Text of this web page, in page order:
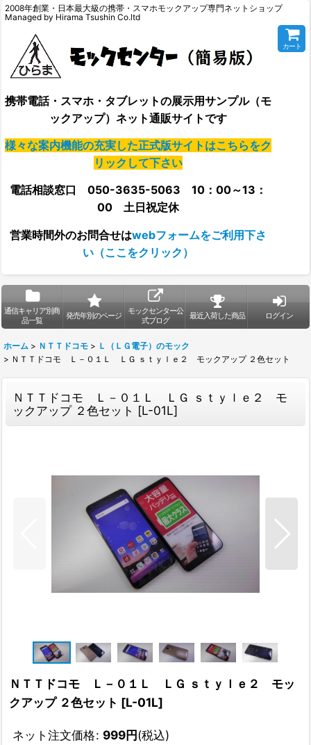
2008年創業・日本最大級の携帯・スマホモックアップ専門ネットショップ
Managed by Hirama Tsushin Co.ltd
携帯電話・スマホ・タブレットの展示用サンプル（モ
ックアップ）ネット通販サイトです
様々な案内機能の充実した正式版サイトはこちらをク
リックして下さい
電話相談窓口 050-3635-5063 10：00～13：
00 土日祝定休
営業時間外のお問合せはwebフォームをご利用下さ
い（ここをクリック）
カート
通信キャリア別商
品一覧
発売年別のページ
モックセンター公
式ブログ
最近入荷した商品 ログイン
ホーム > ＮＴＴドコモ > Ｌ（ＬＧ電子）のモック
> ＮＴＴドコモ Ｌ－０１Ｌ ＬＧ ｓｔｙｌｅ２ モックアップ ２色セット
ＮＴＴドコモ Ｌ－０１Ｌ ＬＧ ｓｔｙｌｅ２ モ
ックアップ ２色セット [L-01L]
ＮＴＴドコモ Ｌ－０１Ｌ ＬＧ ｓｔｙｌｅ２ モッ
クアップ ２色セット [L-01L]
ネット注文価格: 999円(税込)